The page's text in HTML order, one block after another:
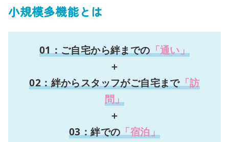
小規模多機能とは
01：ご自宅から絆までの「通い」
＋
02：絆からスタッフがご自宅まで「訪
問」
＋
03：絆での「宿泊」